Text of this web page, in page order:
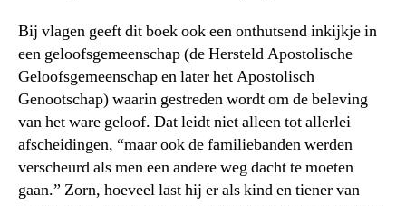
Bij vlagen geeft dit boek ook een onthutsend inkijkje in
een geloofsgemeenschap (de Hersteld Apostolische
Geloofsgemeenschap en later het Apostolisch
Genootschap) waarin gestreden wordt om de beleving
van het ware geloof. Dat leidt niet alleen tot allerlei
afscheidingen, “maar ook de familiebanden werden
verscheurd als men een andere weg dacht te moeten
gaan.” Zorn, hoeveel last hij er als kind en tiener van